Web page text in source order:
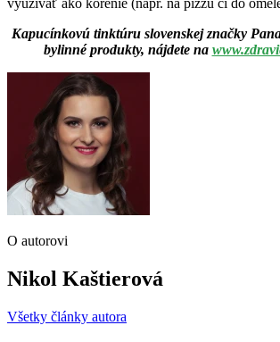
využívať ako korenie (napr. na pizzu či do
Kapucínkovú tinktúru slovenskej značky
bylinné produkty, nájdete na
O autorovi
Nikol Kaštierová
Všetky články autora